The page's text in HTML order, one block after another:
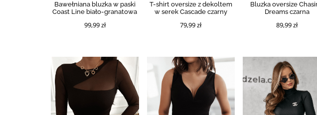
Bawełniana bluzka w paski
Coast Line biało-granatowa
99,99 zł
T-shirt oversize z dekoltem
w serek Cascade czarny
79,99 zł
Bluzka oversize
Dreams czarna
89,99 zł